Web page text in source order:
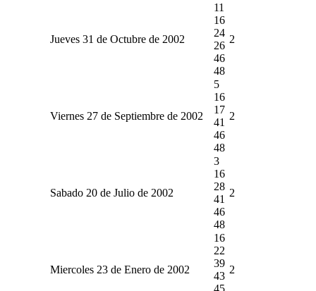
Jueves 31 de Octubre de 2002
11
16
24
26
46
48
2
Viernes 27 de Septiembre de 2002
5
16
17
41
46
48
2
Sabado 20 de Julio de 2002
3
16
28
41
46
48
2
Miercoles 23 de Enero de 2002
16
22
39
43
45
2